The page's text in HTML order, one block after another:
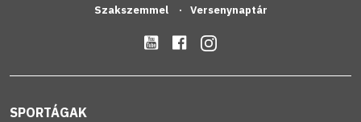
Szakszemmel Versenynaptár
SPORTÁGAK